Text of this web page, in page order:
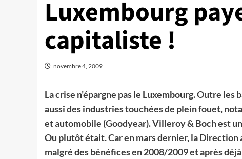
Luxembourg
capitaliste !
novembre 4, 2009
La crise n’épargne pas le Luxembourg. Outre
aussi des industries touchées de plein fouet,
et automobile (Goodyear). Villeroy & Boch est
Ou plutôt était. Car en mars dernier, la
malgré des bénéfices en 2008/2009 et après